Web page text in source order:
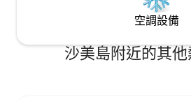
空調設備
沙美島附近的其